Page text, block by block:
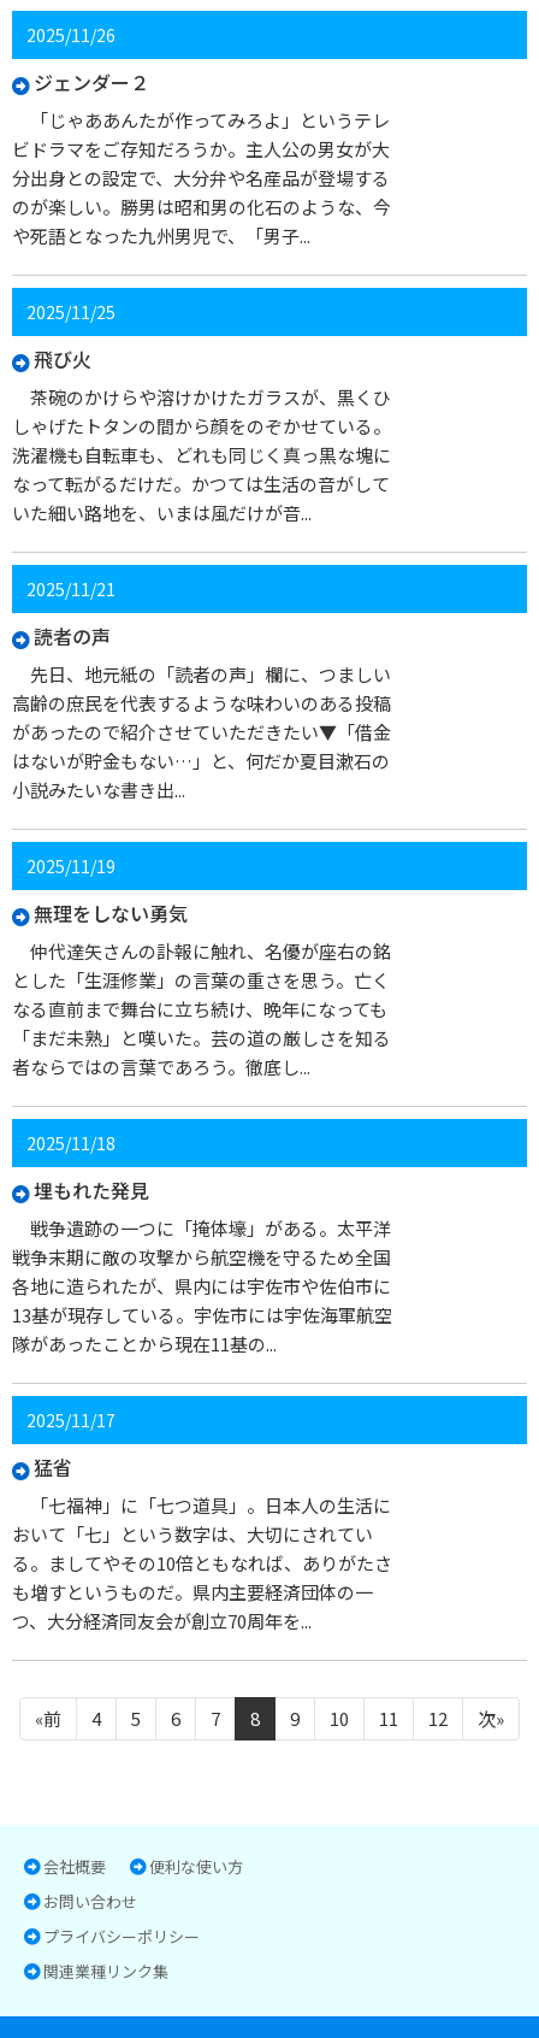
2025/11/26
ジェンダー２
「じゃああんたが作ってみろよ」というテレ
ビドラマをご存知だろうか。主人公の男女が大
分出身との設定で、大分弁や名産品が登場する
のが楽しい。勝男は昭和男の化石のような、今
や死語となった九州男児で、「男子...
2025/11/25
飛び火
茶碗のかけらや溶けかけたガラスが、黒くひ
しゃげたトタンの間から顔をのぞかせている。
洗濯機も自転車も、どれも同じく真っ黒な塊に
なって転がるだけだ。かつては生活の音がして
いた細い路地を、いまは風だけが音...
2025/11/21
読者の声
先日、地元紙の「読者の声」欄に、つましい
高齢の庶民を代表するような味わいのある投稿
があったので紹介させていただきたい▼「借金
はないが貯金もない…」と、何だか夏目漱石の
小説みたいな書き出...
2025/11/19
無理をしない勇気
仲代達矢さんの訃報に触れ、名優が座右の銘
とした「生涯修業」の言葉の重さを思う。亡く
なる直前まで舞台に立ち続け、晩年になっても
「まだ未熟」と嘆いた。芸の道の厳しさを知る
者ならではの言葉であろう。徹底し...
2025/11/18
埋もれた発見
戦争遺跡の一つに「掩体壕」がある。太平洋
戦争末期に敵の攻撃から航空機を守るため全国
各地に造られたが、県内には宇佐市や佐伯市に
13基が現存している。宇佐市には宇佐海軍航空
隊があったことから現在11基の...
2025/11/17
猛省
「七福神」に「七つ道具」。日本人の生活に
おいて「七」という数字は、大切にされてい
る。ましてやその10倍ともなれば、ありがたさ
も増すというものだ。県内主要経済団体の一
つ、大分経済同友会が創立70周年を...
«前 4 5 6 7 8 9 10 11 12 次»
会社概要
便利な使い方
お問い合わせ
プライバシーポリシー
関連業種リンク集